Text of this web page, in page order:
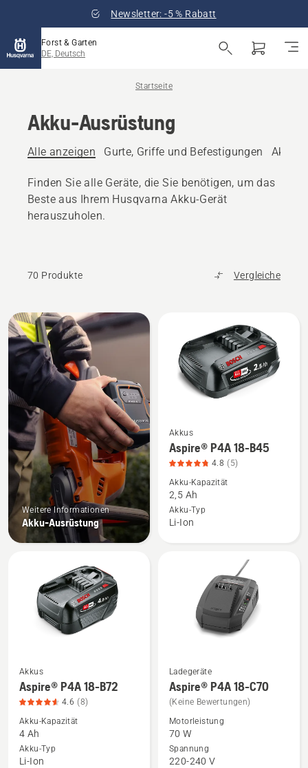
Newsletter: -5 % Rabatt
Forst & Garten
DE, Deutsch
Startseite
Akku-Ausrüstung
Alle anzeigen Gurte, Griffe und Befestigungen Akkus
Finden Sie alle Geräte, die Sie benötigen, um das
Beste aus Ihrem Husqvarna Akku-Gerät
herauszuholen.
70 Produkte Vergleiche
Alle
Produkte
Weitere Informationen
Akku-Ausrüstung
Mehr
Details
zu
Aspire®
P4A
18-
Produktbewertung
Akkus
Aspire® P4A 18-B45
4.8 (5)
Akku-Kapazität
2,5 Ah
Akku-Typ
Li-Ion
Mehr
Details
zu
Aspire®
P4A
18-
Akkus
Aspire® P4A 18-B72
4.6 (8)
Akku-Kapazität
4 Ah
Akku-Typ
Li-Ion
Mehr
Details
zu
Aspire®
P4A
18-
Ladegeräte
Aspire® P4A 18-C70
(Keine Bewertungen)
Motorleistung
70 W
Spannung
220-240 V